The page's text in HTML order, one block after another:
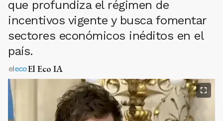
que profundiza el régimen de
incentivos vigente y busca fomentar
sectores económicos inéditos en el
país.
El Eco IA